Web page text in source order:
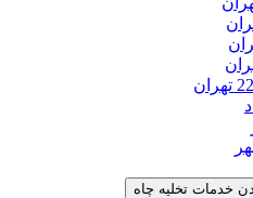
خدمات تخلیه چاه